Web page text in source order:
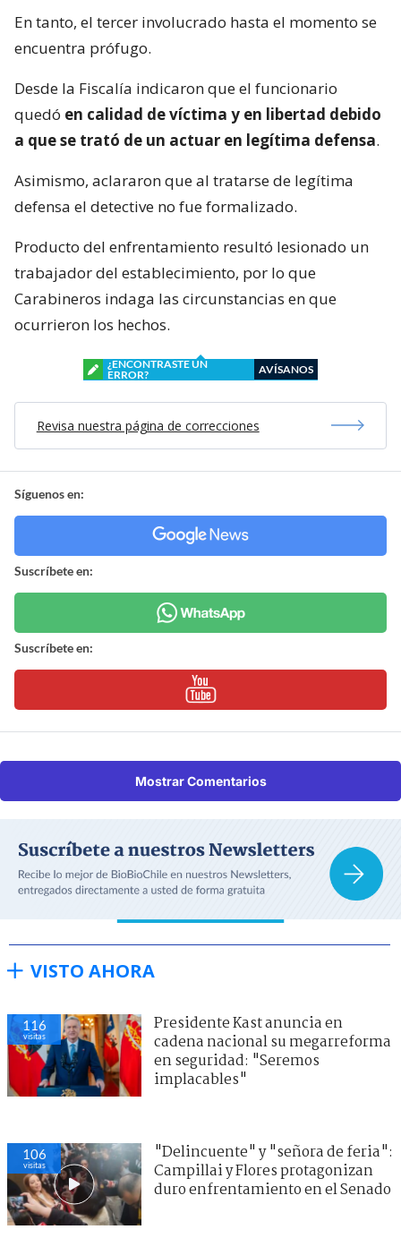
En tanto, el tercer involucrado hasta el momento se
encuentra prófugo.
Desde la Fiscalía indicaron que el funcionario
quedó en calidad de víctima y en libertad debido
a que se trató de un actuar en legítima defensa.
Asimismo, aclararon que al tratarse de legítima
defensa el detective no fue formalizado.
Producto del enfrentamiento resultó lesionado un
trabajador del establecimiento, por lo que
Carabineros indaga las circunstancias en que
ocurrieron los hechos.
¿ENCONTRASTE UN
ERROR?
AVÍSANOS
Revisa nuestra página de correcciones
Síguenos en:
Suscríbete en:
Suscríbete en:
Mostrar Comentarios
VISTO AHORA
116
visitas
Presidente Kast anuncia en
cadena nacional su megarreforma
en seguridad: "Seremos
implacables"
106
visitas
"Delincuente" y "señora de feria":
Campillai y Flores protagonizan
duro enfrentamiento en el Senado